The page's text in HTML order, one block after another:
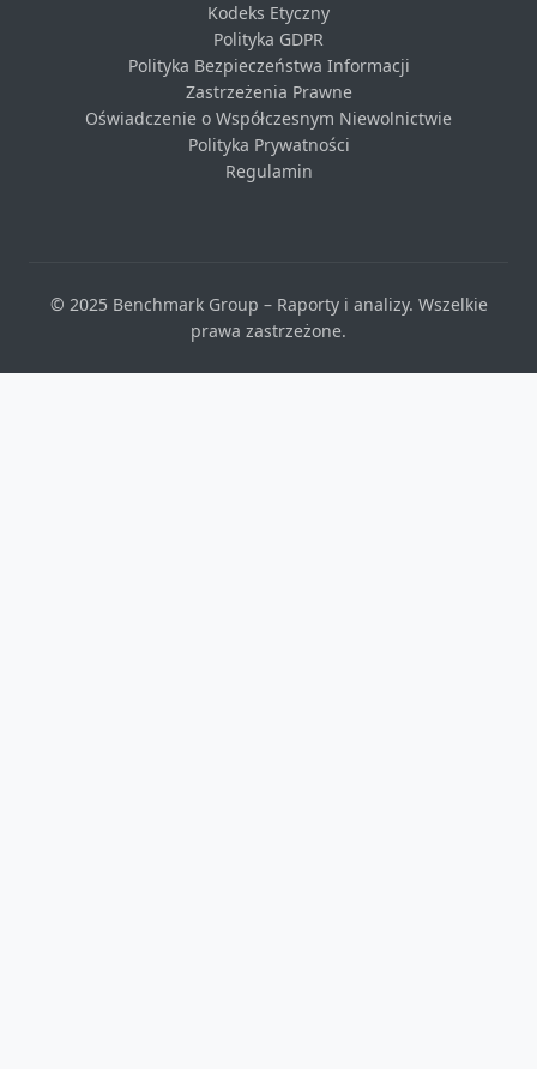
Kodeks Etyczny
Polityka GDPR
Polityka Bezpieczeństwa Informacji
Zastrzeżenia Prawne
Oświadczenie o Współczesnym Niewolnictwie
Polityka Prywatności
Regulamin
© 2025 Benchmark Group – Raporty i analizy. Wszelkie
prawa zastrzeżone.